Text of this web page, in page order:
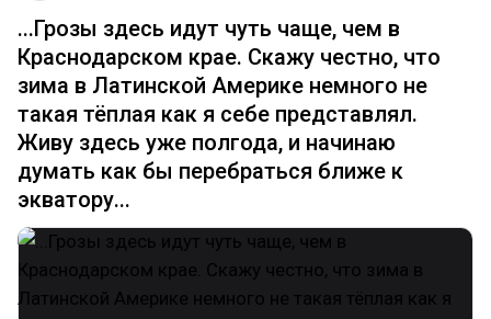
...Грозы здесь идут чуть чаще, чем в
Краснодарском крае. Скажу честно, что
зима в Латинской Америке немного не
такая тёплая как я себе представлял.
Живу здесь уже полгода, и начинаю
думать как бы перебраться ближе к
экватору...